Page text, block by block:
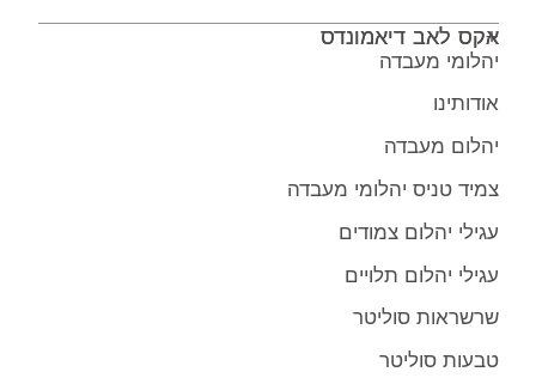
אקס לאב דיאמונדס
יהלומי מעבדה
אודותינו
יהלום מעבדה
צמיד טניס יהלומי מעבדה
עגילי יהלום צמודים
עגילי יהלום תלויים
שרשראות סוליטר
טבעות סוליטר